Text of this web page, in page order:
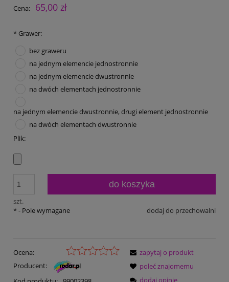
Cena: 65,00 zł
* Grawer:
bez graweru
na jednym elemencie jednostronnie
na jednym elemencie dwustronnie
na dwóch elementach jednostronnie
na jednym elemencie dwustronnie, drugi element jednostronnie
na dwóch elementach dwustronnie
Plik:
szt.
do koszyka
dodaj do przechowalni
*- Pole wymagane
Ocena:
Producent:
zapytaj o produkt
poleć znajomemu
dodaj opinię